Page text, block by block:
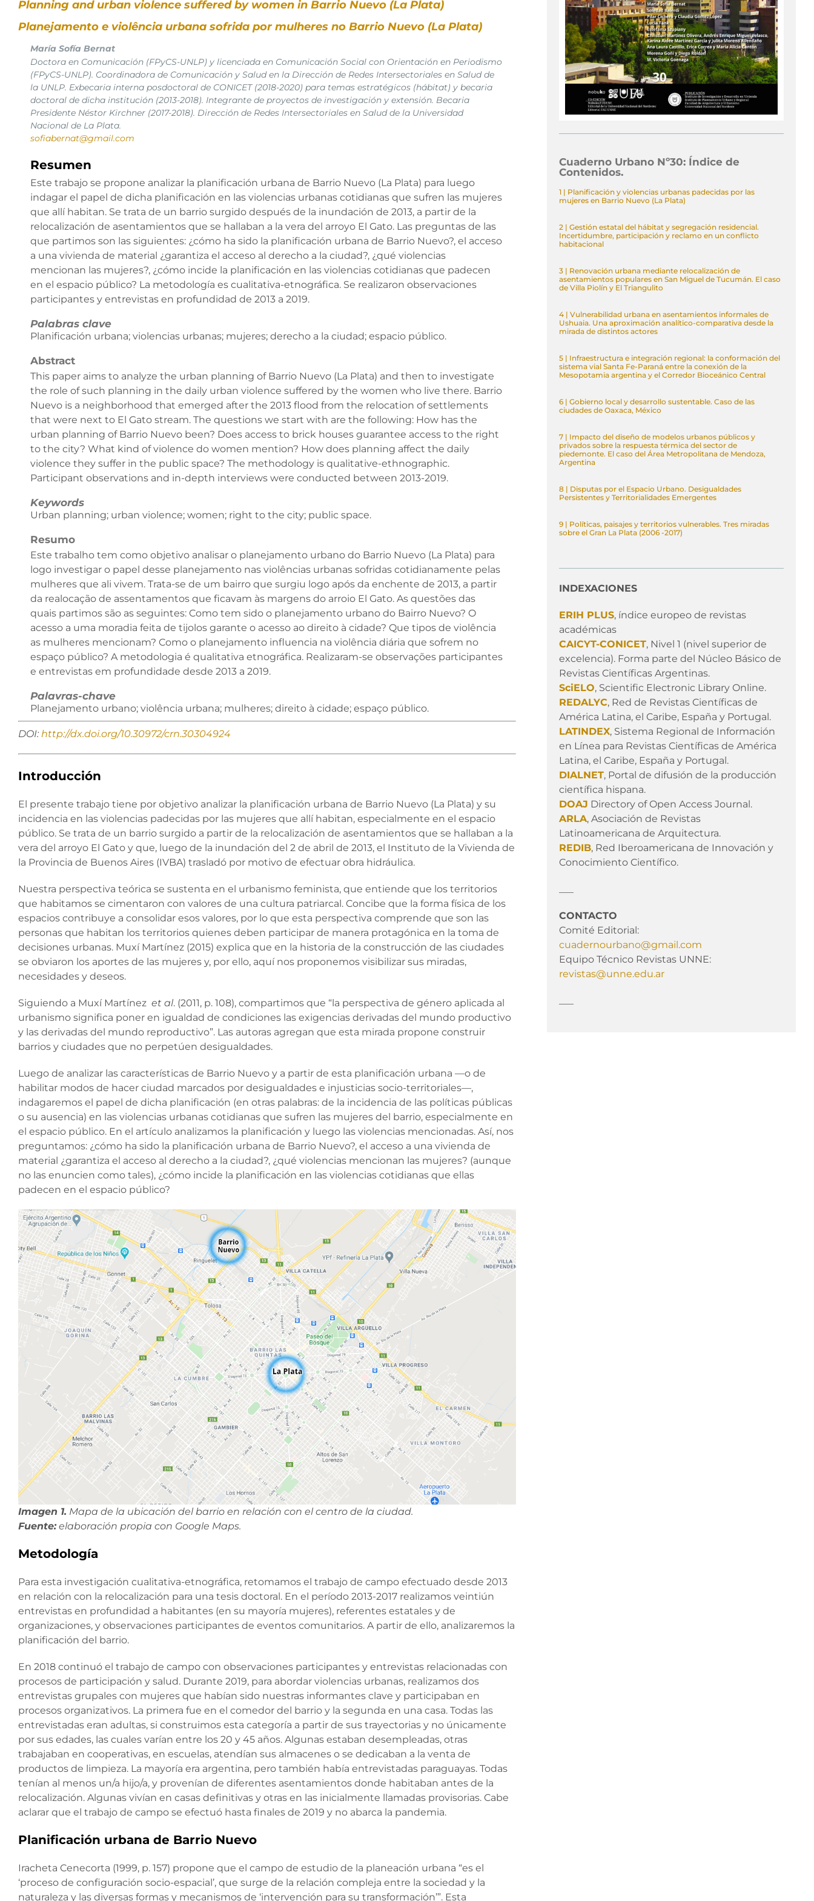
Planning and urban violence suffered by women in Barrio Nuevo (La Plata)
Planejamento e violência urbana sofrida por mulheres no Barrio Nuevo (La Plata)
María Sofía Bernat
Doctora en Comunicación (FPyCS-UNLP) y licenciada en Comunicación Social con Orientación en Periodismo
(FPyCS-UNLP). Coordinadora de Comunicación y Salud en la Dirección de Redes Intersectoriales en Salud de
la UNLP. Exbecaria interna posdoctoral de CONICET (2018-2020) para temas estratégicos (hábitat) y becaria
doctoral de dicha institución (2013-2018). Integrante de proyectos de investigación y extensión. Becaria
Presidente Néstor Kirchner (2017-2018). Dirección de Redes Intersectoriales en Salud de la Universidad
Nacional de La Plata.
sofiabernat@gmail.com
Resumen
Este trabajo se propone analizar la planificación urbana de Barrio Nuevo (La Plata) para luego
indagar el papel de dicha planificación en las violencias urbanas cotidianas que sufren las mujeres
que allí habitan. Se trata de un barrio surgido después de la inundación de 2013, a partir de la
relocalización de asentamientos que se hallaban a la vera del arroyo El Gato. Las preguntas de las
que partimos son las siguientes: ¿cómo ha sido la planificación urbana de Barrio Nuevo?, el acceso
a una vivienda de material ¿garantiza el acceso al derecho a la ciudad?, ¿qué violencias
mencionan las mujeres?, ¿cómo incide la planificación en las violencias cotidianas que padecen
en el espacio público? La metodología es cualitativa-etnográfica. Se realizaron observaciones
participantes y entrevistas en profundidad de 2013 a 2019.
Palabras clave
Planificación urbana; violencias urbanas; mujeres; derecho a la ciudad; espacio público.
Abstract
This paper aims to analyze the urban planning of Barrio Nuevo (La Plata) and then to investigate
the role of such planning in the daily urban violence suffered by the women who live there. Barrio
Nuevo is a neighborhood that emerged after the 2013 flood from the relocation of settlements
that were next to El Gato stream. The questions we start with are the following: How has the
urban planning of Barrio Nuevo been? Does access to brick houses guarantee access to the right
to the city? What kind of violence do women mention? How does planning affect the daily
violence they suffer in the public space? The methodology is qualitative-ethnographic.
Participant observations and in-depth interviews were conducted between 2013-2019.
Keywords
Urban planning; urban violence; women; right to the city; public space.
Resumo
Este trabalho tem como objetivo analisar o planejamento urbano do Barrio Nuevo (La Plata) para
logo investigar o papel desse planejamento nas violências urbanas sofridas cotidianamente pelas
mulheres que ali vivem. Trata-se de um bairro que surgiu logo após da enchente de 2013, a partir
da realocação de assentamentos que ficavam às margens do arroio El Gato. As questões das
quais partimos são as seguintes: Como tem sido o planejamento urbano do Bairro Nuevo? O
acesso a uma moradia feita de tijolos garante o acesso ao direito à cidade? Que tipos de violência
as mulheres mencionam? Como o planejamento influencia na violência diária que sofrem no
espaço público? A metodologia é qualitativa etnográfica. Realizaram-se observações participantes
e entrevistas em profundidade desde 2013 a 2019.
Palavras-chave
Planejamento urbano; violência urbana; mulheres; direito à cidade; espaço público.
DOI: http://dx.doi.org/10.30972/crn.30304924
Introducción
El presente trabajo tiene por objetivo analizar la planificación urbana de Barrio Nuevo (La Plata) y su
incidencia en las violencias padecidas por las mujeres que allí habitan, especialmente en el espacio
público. Se trata de un barrio surgido a partir de la relocalización de asentamientos que se hallaban a la
vera del arroyo El Gato y que, luego de la inundación del 2 de abril de 2013, el Instituto de la Vivienda de
la Provincia de Buenos Aires (IVBA) trasladó por motivo de efectuar obra hidráulica.
Nuestra perspectiva teórica se sustenta en el urbanismo feminista, que entiende que los territorios
que habitamos se cimentaron con valores de una cultura patriarcal. Concibe que la forma física de los
espacios contribuye a consolidar esos valores, por lo que esta perspectiva comprende que son las
personas que habitan los territorios quienes deben participar de manera protagónica en la toma de
decisiones urbanas. Muxí Martínez (2015) explica que en la historia de la construcción de las ciudades
se obviaron los aportes de las mujeres y, por ello, aquí nos proponemos visibilizar sus miradas,
necesidades y deseos.
Siguiendo a Muxí Martínez et al. (2011, p. 108), compartimos que “la perspectiva de género aplicada al
urbanismo significa poner en igualdad de condiciones las exigencias derivadas del mundo productivo
y las derivadas del mundo reproductivo”. Las autoras agregan que esta mirada propone construir
barrios y ciudades que no perpetúen desigualdades.
Luego de analizar las características de Barrio Nuevo y a partir de esta planificación urbana —o de
habilitar modos de hacer ciudad marcados por desigualdades e injusticias socio-territoriales—,
indagaremos el papel de dicha planificación (en otras palabras: de la incidencia de las políticas públicas
o su ausencia) en las violencias urbanas cotidianas que sufren las mujeres del barrio, especialmente en
el espacio público. En el artículo analizamos la planificación y luego las violencias mencionadas. Así, nos
preguntamos: ¿cómo ha sido la planificación urbana de Barrio Nuevo?, el acceso a una vivienda de
material ¿garantiza el acceso al derecho a la ciudad?, ¿qué violencias mencionan las mujeres? (aunque
no las enuncien como tales), ¿cómo incide la planificación en las violencias cotidianas que ellas
padecen en el espacio público?
Imagen 1. Mapa de la ubicación del barrio en relación con el centro de la ciudad.
Fuente:elaboración propia con Google Maps.
Metodología
Para esta investigación cualitativa-etnográfica, retomamos el trabajo de campo efectuado desde 2013
en relación con la relocalización para una tesis doctoral. En el período 2013-2017 realizamos veintiún
entrevistas en profundidad a habitantes (en su mayoría mujeres), referentes estatales y de
organizaciones, y observaciones participantes de eventos comunitarios. A partir de ello, analizaremos la
planificación del barrio.
En 2018 continuó el trabajo de campo con observaciones participantes y entrevistas relacionadas con
procesos de participación y salud. Durante 2019, para abordar violencias urbanas, realizamos dos
entrevistas grupales con mujeres que habían sido nuestras informantes clave y participaban en
procesos organizativos. La primera fue en el comedor del barrio y la segunda en una casa. Todas las
entrevistadas eran adultas, si construimos esta categoría a partir de sus trayectorias y no únicamente
por sus edades, las cuales varían entre los 20 y 45 años. Algunas estaban desempleadas, otras
trabajaban en cooperativas, en escuelas, atendían sus almacenes o se dedicaban a la venta de
productos de limpieza. La mayoría era argentina, pero también había entrevistadas paraguayas. Todas
tenían al menos un/a hijo/a, y provenían de diferentes asentamientos donde habitaban antes de la
relocalización. Algunas vivían en casas definitivas y otras en las inicialmente llamadas provisorias. Cabe
aclarar que el trabajo de campo se efectuó hasta finales de 2019 y no abarca la pandemia.
Planificación urbana de Barrio Nuevo
Iracheta Cenecorta (1999, p. 157) propone que el campo de estudio de la planeación urbana “es el
‘proceso de configuración socio-espacial’, que surge de la relación compleja entre la sociedad y la
naturaleza y las diversas formas y mecanismos de ‘intervención para su transformación’”. Esta
Cuaderno Urbano Nº30: Índice de
Contenidos.
1 | Planificación y violencias urbanas padecidas por las
mujeres en Barrio Nuevo (La Plata)
2 | Gestión estatal del hábitat y segregación residencial.
Incertidumbre, participación y reclamo en un conflicto
habitacional
3 | Renovación urbana mediante relocalización de
asentamientos populares en San Miguel de Tucumán. El caso
de Villa Piolín y El Triangulito
4 | Vulnerabilidad urbana en asentamientos informales de
Ushuaia. Una aproximación analítico-comparativa desde la
mirada de distintos actores
5 | Infraestructura e integración regional: la conformación del
sistema vial Santa Fe-Paraná entre la conexión de la
Mesopotamia argentina y el Corredor Bioceánico Central
6 | Gobierno local y desarrollo sustentable. Caso de las
ciudades de Oaxaca, México
7 | Impacto del diseño de modelos urbanos públicos y
privados sobre la respuesta térmica del sector de
piedemonte. El caso del Área Metropolitana de Mendoza,
Argentina
8 | Disputas por el Espacio Urbano. Desigualdades
Persistentes y Territorialidades Emergentes
9 | Políticas, paisajes y territorios vulnerables. Tres miradas
sobre el Gran La Plata (2006 -2017)
INDEXACIONES
ERIH PLUS, índice europeo de revistas
académicas
CAICYT-CONICET, Nivel 1 (nivel superior de
excelencia). Forma parte del Núcleo Básico de
Revistas Científicas Argentinas.
SciELO, Scientific Electronic Library Online.
REDALYC, Red de Revistas Científicas de
América Latina, el Caribe, España y Portugal.
LATINDEX, Sistema Regional de Información
en Línea para Revistas Científicas de América
Latina, el Caribe, España y Portugal.
DIALNET, Portal de difusión de la producción
científica hispana.
DOAJ Directory of Open Access Journal.
ARLA, Asociación de Revistas
Latinoamericana de Arquitectura.
REDIB, Red Iberoamericana de Innovación y
Conocimiento Científico.
CONTACTO
Comité Editorial:
cuadernourbano@gmail.com
Equipo Técnico Revistas UNNE:
revistas@unne.edu.ar